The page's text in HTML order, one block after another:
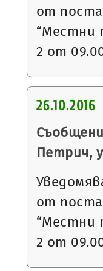
от
“Местни
2 от
26.10.2016
Петрич,
от
“Местни
2 от